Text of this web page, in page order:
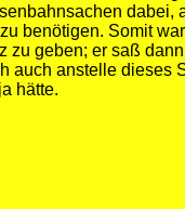
dabei,
benötigen. Somit
zu geben; er saß
auch anstelle dieses
hätte.